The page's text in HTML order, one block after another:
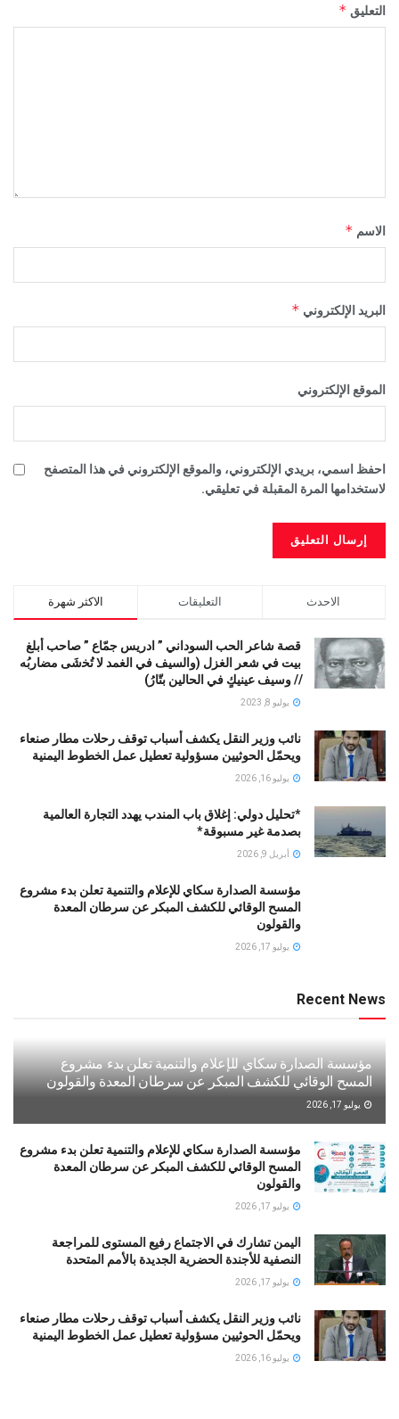
التعليق *
الاسم *
البريد الإلكتروني *
الموقع الإلكتروني
احفظ اسمي، بريدي الإلكتروني، والموقع الإلكتروني في هذا المتصفح
لاستخدامها المرة المقبلة في تعليقي.
الاكثر شهرة التعليقات الاحدث
قصة شاعر الحب السوداني ” ادريس جمّاع ” صاحب أبلغ
بيت في شعر الغزل (وﺍﻟﺴﻴﻒ ﻓﻲ الغمد ﻻ ﺗُﺨشَى مضاربُه
// ﻭﺳﻴﻒ ﻋﻴﻨﻴﻚٍ ﻓﻲ ﺍﻟﺤﺎﻟﻴﻦ ﺑﺘّﺎﺭُ)
يوليو 8, 2023
نائب وزير النقل يكشف أسباب توقف رحلات مطار صنعاء
ويحمّل الحوثيين مسؤولية تعطيل عمل الخطوط اليمنية
يوليو 16, 2026
*تحليل دولي: إغلاق باب المندب يهدد التجارة العالمية
بصدمة غير مسبوقة*
أبريل 9, 2026
مؤسسة الصدارة سكاي للإعلام والتنمية تعلن بدء مشروع
المسح الوقائي للكشف المبكر عن سرطان المعدة
والقولون
يوليو 17, 2026
Recent News
مؤسسة الصدارة سكاي للإعلام والتنمية تعلن بدء مشروع
المسح الوقائي للكشف المبكر عن سرطان المعدة والقولون
يوليو 17, 2026
مؤسسة الصدارة سكاي للإعلام والتنمية تعلن بدء مشروع
المسح الوقائي للكشف المبكر عن سرطان المعدة
والقولون
يوليو 17, 2026
اليمن تشارك في الاجتماع رفيع المستوى للمراجعة
النصفية للأجندة الحضرية الجديدة بالأمم المتحدة
يوليو 17, 2026
نائب وزير النقل يكشف أسباب توقف رحلات مطار صنعاء
ويحمّل الحوثيين مسؤولية تعطيل عمل الخطوط اليمنية
يوليو 16, 2026